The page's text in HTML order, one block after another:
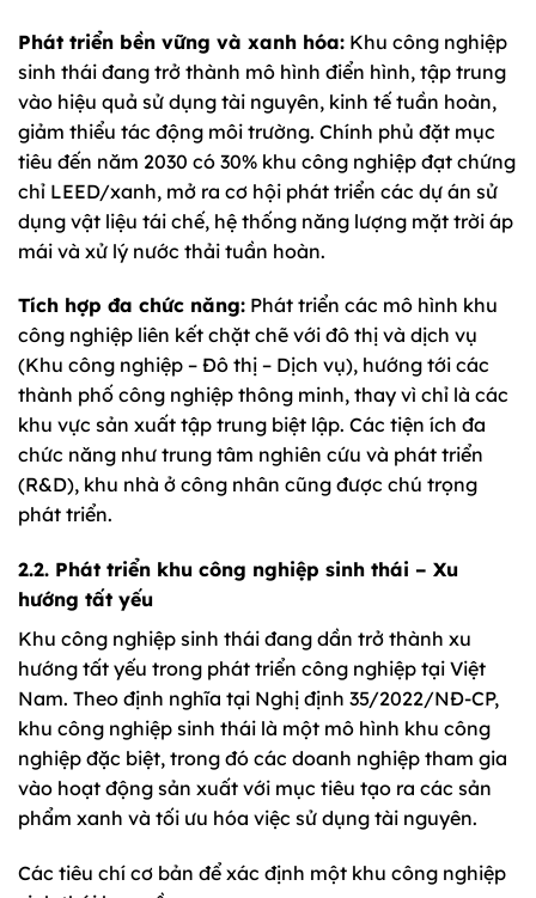
Phát triển bền vững và xanh hóa: Khu công nghiệp
sinh thái đang trở thành mô hình điển hình, tập trung
vào hiệu quả sử dụng tài nguyên, kinh tế tuần hoàn,
giảm thiểu tác động môi trường. Chính phủ đặt mục
tiêu đến năm 2030 có 30% khu công nghiệp đạt chứng
chỉ LEED/xanh, mở ra cơ hội phát triển các dự án sử
dụng vật liệu tái chế, hệ thống năng lượng mặt trời áp
mái và xử lý nước thải tuần hoàn.
Tích hợp đa chức năng: Phát triển các mô hình khu
công nghiệp liên kết chặt chẽ với đô thị và dịch vụ
(Khu công nghiệp – Đô thị – Dịch vụ), hướng tới các
thành phố công nghiệp thông minh, thay vì chỉ là các
khu vực sản xuất tập trung biệt lập. Các tiện ích đa
chức năng như trung tâm nghiên cứu và phát triển
(R&D), khu nhà ở công nhân cũng được chú trọng
phát triển.
2.2. Phát triển khu công nghiệp sinh thái – Xu
hướng tất yếu
Khu công nghiệp sinh thái đang dần trở thành xu
hướng tất yếu trong phát triển công nghiệp tại Việt
Nam. Theo định nghĩa tại Nghị định 35/2022/NĐ-CP,
khu công nghiệp sinh thái là một mô hình khu công
nghiệp đặc biệt, trong đó các doanh nghiệp tham gia
vào hoạt động sản xuất với mục tiêu tạo ra các sản
phẩm xanh và tối ưu hóa việc sử dụng tài nguyên.
Các tiêu chí cơ bản để xác định một khu công nghiệp